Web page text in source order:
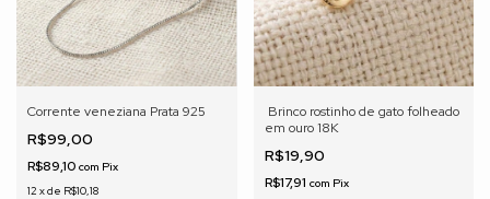
Corrente veneziana Prata 925
R$99,00
R$89,10 com Pix
12 xde R$10,18
Brinco rostinho de gato folheado
em ouro 18K
R$19,90
R$17,91 com Pix